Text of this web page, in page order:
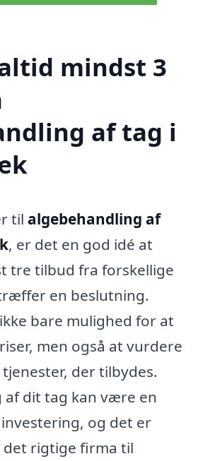
mindst 3
af tag i
til algebehandling af
, er det en god idé at
tre tilbud fra forskellige
en beslutning.
bare mulighed for at
men også at vurdere
der tilbydes.
af dit tag kan være en
og det er
rigtige firma til